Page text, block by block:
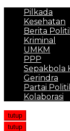
Pilkada
Kesehatan
Berita
Kriminal
UMKM
PPP
Sepakbola
Gerindra
Partai
Kolaborasi
tutup
tutup